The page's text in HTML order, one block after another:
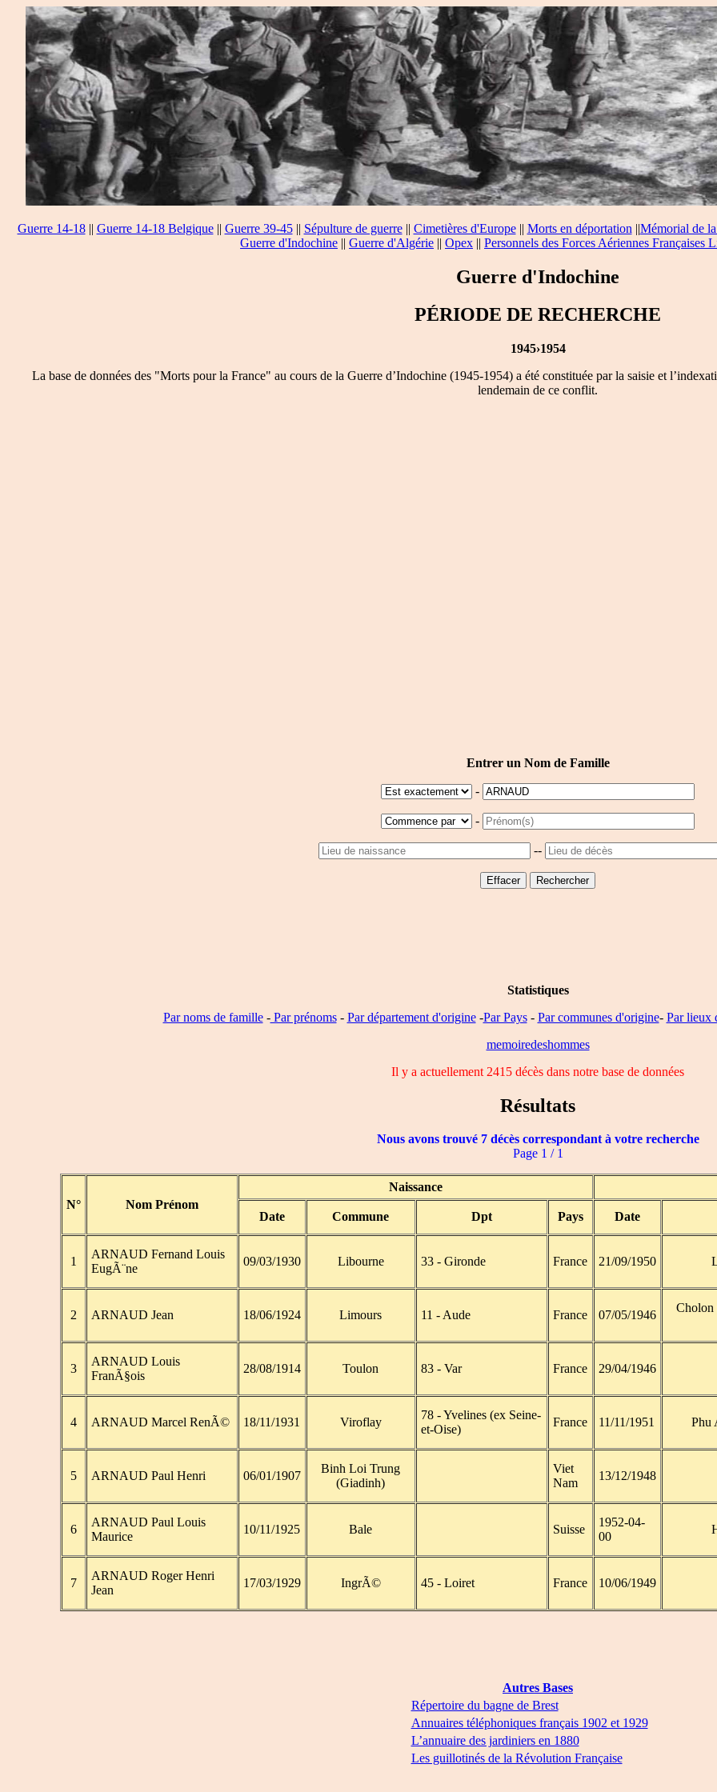
Guerre 14-18|| Guerre 14-18 Belgique|| Guerre 39-45|| Sépulture de guerre|| Cimetières d'Europe|| Morts en déportation ||Mémorial de
Guerre d'Indochine || Guerre d'Algérie || Opex || Personnels des Forces Aériennes Françaises
Guerre d'Indochine
PÉRIODE DE RECHERCHE
1945›1954
La base de données des "Morts pour la France" au cours de la Guerre d’Indochine (1945-1954) a été constituée par la saisie et
lendemain de ce conflit.
Entrer un Nom de Famille
-
-
--
Statistiques
Par noms de famille-Par prénoms- Par département d'origine-Par Pays- Par communes d'origine- Par lieux
memoiredeshommes
Il y a actuellement 2415 décès dans notre base de données
Résultats
Nous avons trouvé 7 décès correspondant à votre recherche
Page 1 / 1
N° Nom Prénom
Naissance
Date Commune Dpt Pays Date
1
ARNAUD Fernand Louis
EugÃ¨ne
09/03/1930 Libourne 33 - Gironde France 21/09/1950
2 ARNAUD Jean 18/06/1924 Limours 11 - Aude France 07/05/1946
Cholon
3
ARNAUD Louis
FranÃ§ois
28/08/1914 Toulon 83 - Var France 29/04/1946
4 ARNAUD Marcel RenÃ© 18/11/1931 Viroflay
78 - Yvelines (ex Seine-
et-Oise)
France 11/11/1951 Phu
5 ARNAUD Paul Henri 06/01/1907
Binh Loi Trung
(Giadinh)
Viet
Nam
13/12/1948
6
ARNAUD Paul Louis
Maurice
10/11/1925 Bale Suisse
1952-04-
00
7
ARNAUD Roger Henri
Jean
17/03/1929 IngrÃ© 45 - Loiret France 10/06/1949
Autres Bases
Répertoire du bagne de Brest
Annuaires téléphoniques français 1902 et 1929
L’annuaire des jardiniers en 1880
Les guillotinés de la Révolution Française